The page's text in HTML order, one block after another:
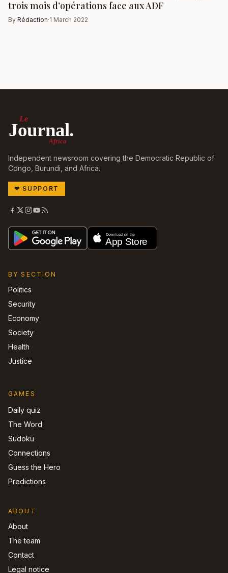
trois mois d’opérations face aux ADF
By Rédaction·1 March 2022
Le
Journal.
Africa
Independent newsroom covering the Democratic Republic of
Congo, Burundi, and Africa.
❤ SUPPORT
BY SECTION
Politics
Security
Economy
Society
Health
Justice
GAMES
Daily quiz
The Word
Sudoku
Connections
Guess the Hero
Predictions
ABOUT
About
The team
Contact
Legal notice